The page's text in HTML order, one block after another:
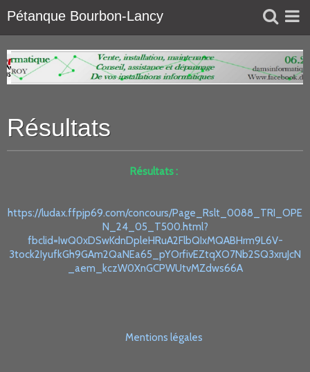
Pétanque Bourbon-Lancy
Résultats
Résultats :
https://ludax.ffpjp69.com/concours/Page_Rslt_0088_TRI_OPE
N_24_05_T500.html?
fbclid=IwQ0xDSwKdnDpleHRuA2FlbQIxMQABHrm9L6V-
3tock2IyufkGh9GAm2QaNEa65_pYOrfivEZtqXO7Nb2SQ3xruJcN
_aem_kczW0XnGCPWUtvMZdws66A
Mentions légales